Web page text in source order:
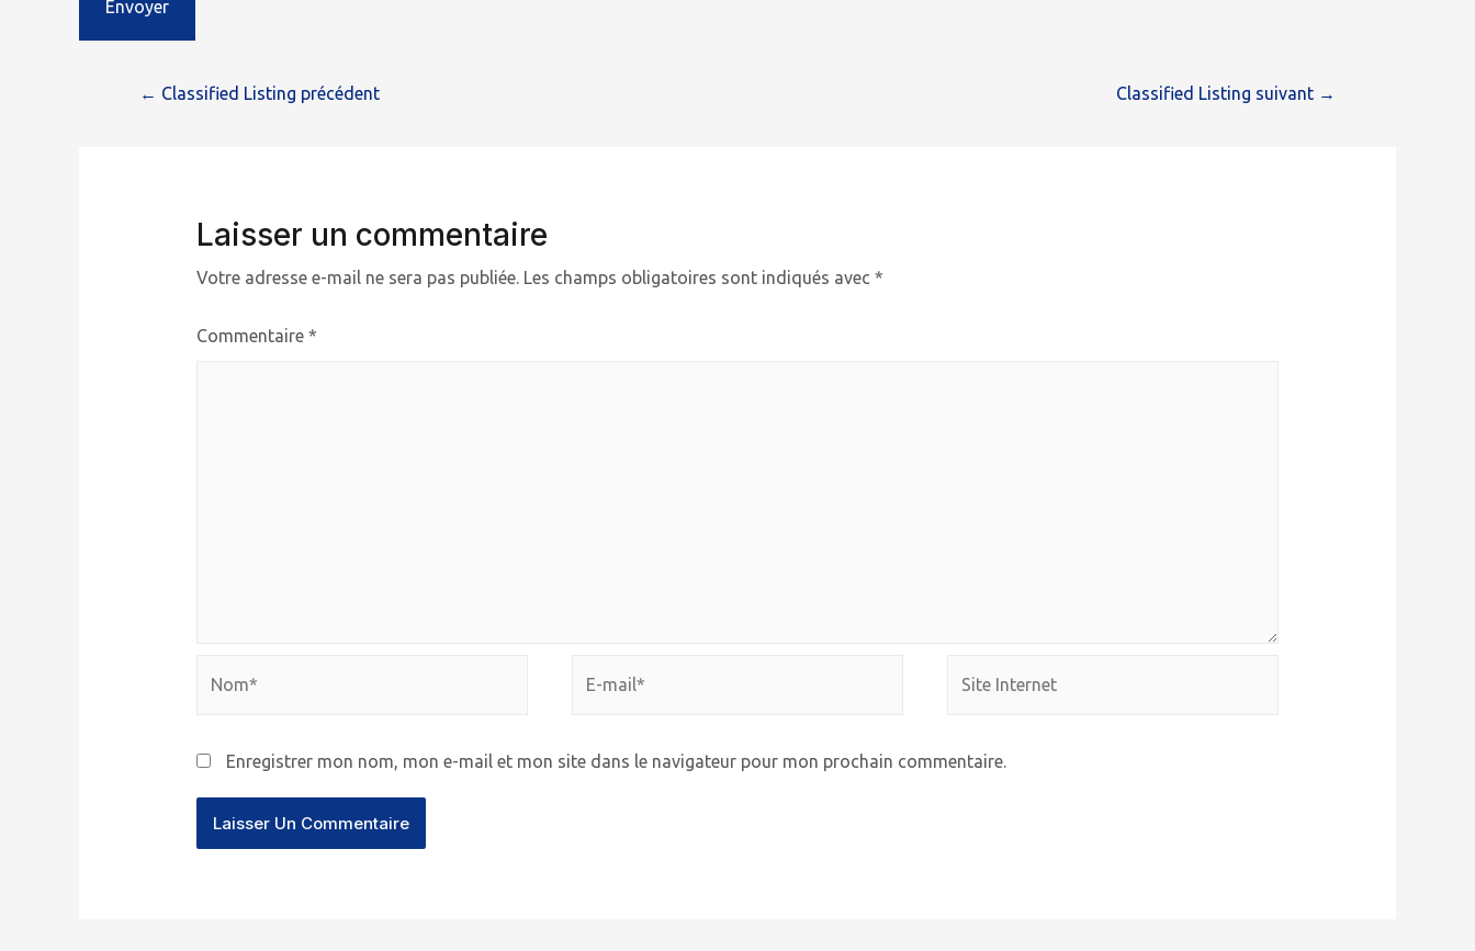
Envoyer
Navigation
← Classified Listing précédent Classified Listing suivant →
Laisser un commentaire
Votre adresse e-mail ne sera pas publiée. Les champs obligatoires sont indiqués avec *
Commentaire *
Enregistrer mon nom, mon e-mail et mon site dans le navigateur pour mon prochain commentaire.